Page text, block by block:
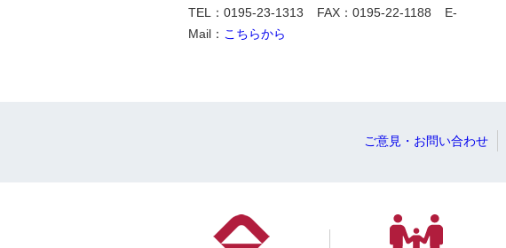
TEL：0195-23-1313
FAX：0195-22-1188
E-
Mail： こちらから
ご意見・お問い合わせ